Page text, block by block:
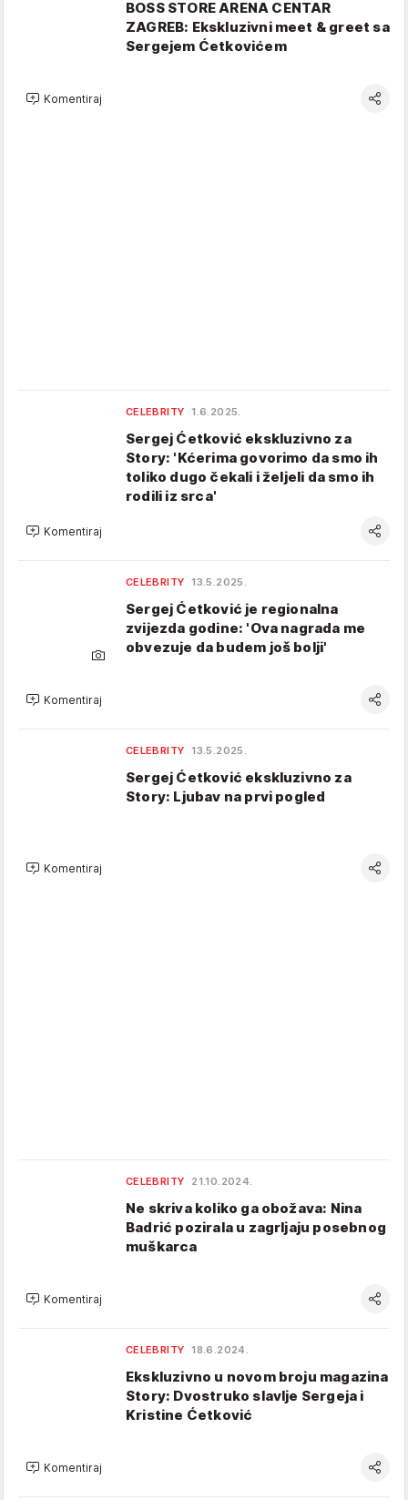
BOSS STORE ARENA CENTAR
ZAGREB: Ekskluzivni meet & greet sa
Sergejem Ćetkovićem
Komentiraj
CELEBRITY 1.6.2025.
Sergej Ćetković ekskluzivno za
Story: 'Kćerima govorimo da smo ih
toliko dugo čekali i željeli da smo ih
rodili iz srca'
Komentiraj
CELEBRITY 13.5.2025.
Sergej Ćetković je regionalna
zvijezda godine: 'Ova nagrada me
obvezuje da budem još bolji'
Komentiraj
CELEBRITY 13.5.2025.
Sergej Ćetković ekskluzivno za
Story: Ljubav na prvi pogled
Komentiraj
CELEBRITY 21.10.2024.
Ne skriva koliko ga obožava: Nina
Badrić pozirala u zagrljaju posebnog
muškarca
Komentiraj
CELEBRITY 18.6.2024.
Ekskluzivno u novom broju magazina
Story: Dvostruko slavlje Sergeja i
Kristine Ćetković
Komentiraj